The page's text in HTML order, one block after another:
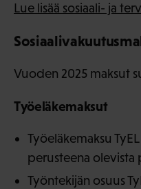
Lue lisää sosiaali- ja
Vuoden 2025 maksut
Työeläkemaksut
Työeläkemaksu
perusteena olevista
Työntekijän osuus